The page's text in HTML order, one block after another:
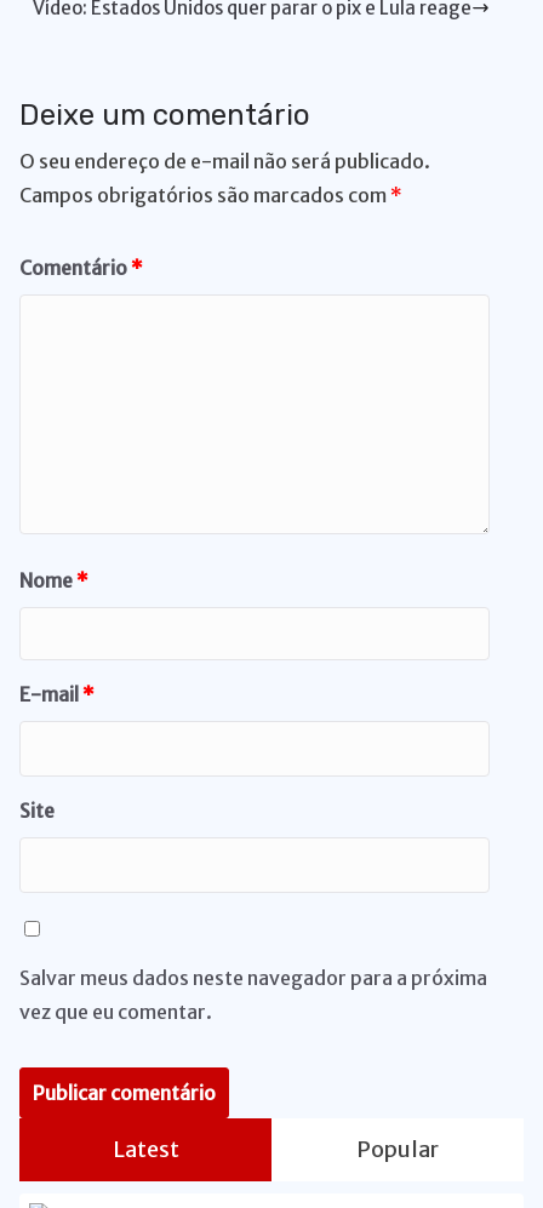
Vídeo: Estados Unidos quer parar o pix e Lula reage
Deixe um comentário
O seu endereço de e-mail não será publicado.
Campos obrigatórios são marcados com *
Comentário*
Nome*
E-mail*
Site
Salvar meus dados neste navegador para a próxima
vez que eu comentar.
Latest Popular